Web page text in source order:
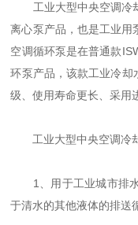
工业大型中央空调冷却
离心泵产品，也是工业用
空调循环泵是在普通款
环泵产品，该款工业冷却
级、使用寿命更长、采用
工业大型中央空调冷
1、用于工业城市排水
于清水的其他液体的排送